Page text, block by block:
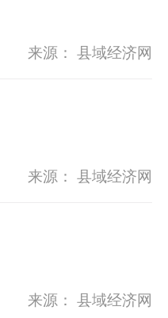
来源： 县域经济网
来源： 县域经济网
来源： 县域经济网